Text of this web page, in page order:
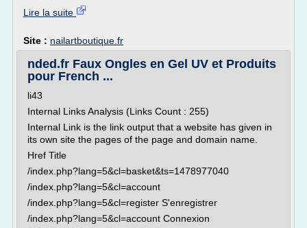
Lire la suite
Site : nailartboutique.fr
nded.fr Faux Ongles en Gel UV et Produits
pour French ...
li43
Internal Links Analysis (Links Count : 255)
Internal Link is the link output that a website has given in
its own site the pages of the page and domain name.
Href Title
/index.php?lang=5&cl=basket&ts=1478977040
/index.php?lang=5&cl=account
/index.php?lang=5&cl=register S'enregistrer
/index.php?lang=5&cl=account Connexion